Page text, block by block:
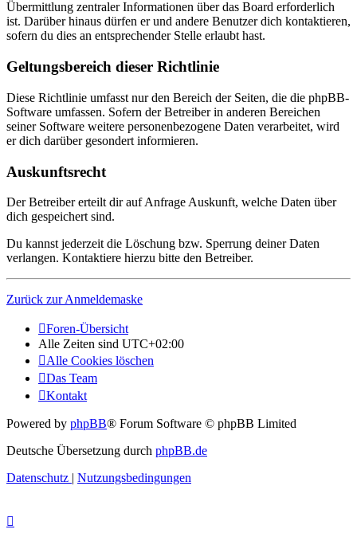
Übermittlung zentraler Informationen über das Board erforderlich
ist. Darüber hinaus dürfen er und andere Benutzer dich kontaktieren,
sofern du dies an entsprechender Stelle erlaubt hast.
Geltungsbereich dieser Richtlinie
Diese Richtlinie umfasst nur den Bereich der Seiten, die die phpBB-
Software umfassen. Sofern der Betreiber in anderen Bereichen
seiner Software weitere personenbezogene Daten verarbeitet, wird
er dich darüber gesondert informieren.
Auskunftsrecht
Der Betreiber erteilt dir auf Anfrage Auskunft, welche Daten über
dich gespeichert sind.
Du kannst jederzeit die Löschung bzw. Sperrung deiner Daten
verlangen. Kontaktiere hierzu bitte den Betreiber.
Zurück zur Anmeldemaske
Foren-Übersicht
Alle Zeiten sind UTC+02:00
Alle Cookies löschen
Das Team
Kontakt
Powered by phpBB® Forum Software © phpBB Limited
Deutsche Übersetzung durch phpBB.de
Datenschutz | Nutzungsbedingungen